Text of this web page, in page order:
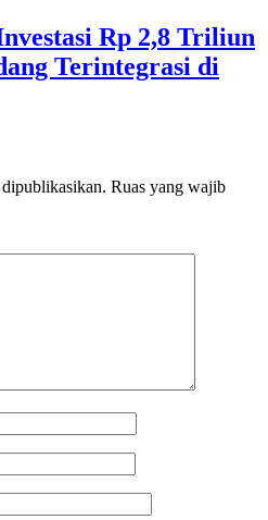
Rp 2,8 Triliun
Terintegrasi di
Ruas yang wajib